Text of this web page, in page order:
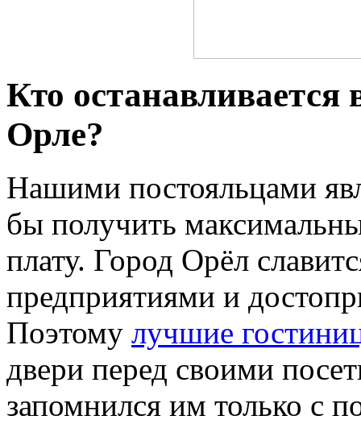
Кто
Орле?
Нашими постояльцами
бы получить
плату. Город Орёл
предприятиями и
Поэтому лучшие
двери перед своими
запомнился им только с